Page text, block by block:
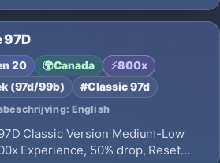
de 2005-2007? ⚔️ ¡La experiencia
de regreso! 🔥 MUARGENTINO –
SIN COMBOS 🔥 ✨ Revive la esencia
marcó una generación.
97D
20 🌍Canada ⚡800x
(97d/99b)
#Classic 97d
English
Classic Version Medium-Low
Experience, 50% drop, Reset